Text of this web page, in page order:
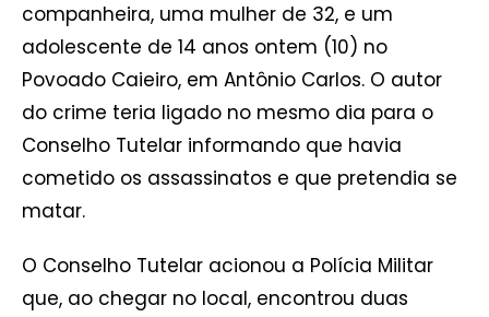
companheira, uma mulher de 32, e um
adolescente de 14 anos ontem (10) no
Povoado Caieiro, em Antônio Carlos. O autor
do crime teria ligado no mesmo dia para o
Conselho Tutelar informando que havia
cometido os assassinatos e que pretendia se
matar.
O Conselho Tutelar acionou a Polícia Militar
que, ao chegar no local, encontrou duas